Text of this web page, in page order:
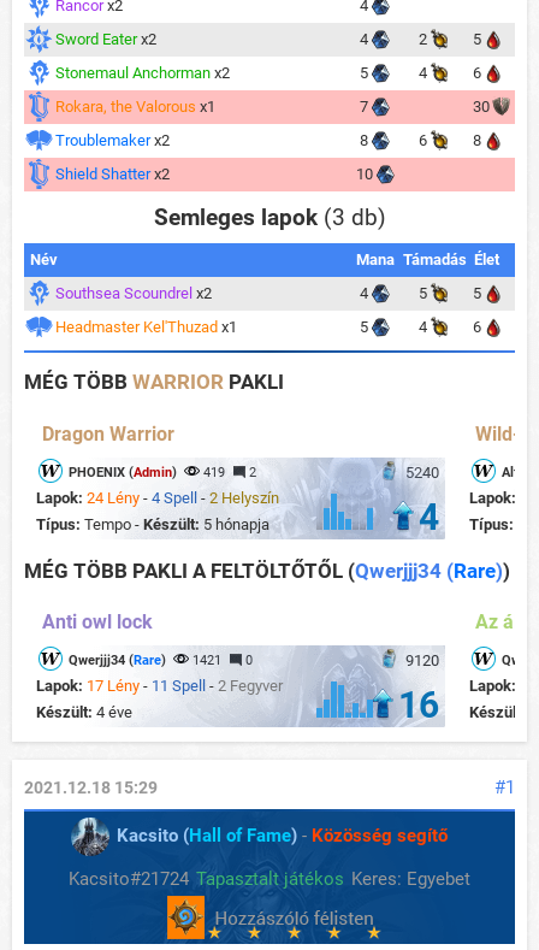
Rancor x2
4
Sword Eater x2 4 2
5
Stonemaul Anchorman x2 5 4
6
Rokara, the Valorous x1 7
30
Troublemaker x2 8 6
8
Shield Shatter x2 10
Semleges lapok (3 db)
Név Mana Támadás Élet
Southsea Scoundrel x2 4 5
5
Headmaster Kel'Thuzad x1 5 4 6
MÉG TÖBB WARRIOR PAKLI
Dragon Warrior
5240
PHOENIX (Admin) 419 2
Lapok: 24 Lény - 4 Spell - 2 Helyszín
Típus: Tempo - Készült: 5 hónapja 4
Wild-
Lapok:
Típus:
MÉG TÖBB PAKLI A FELTÖLTŐTŐL (Qwerjjj34 (Rare))
Anti owl lock
9120
Qwerjjj34 (Rare) 1421 0
Lapok: 17 Lény - 11 Spell - 2 Fegyver
Készült: 4 éve 16
Az
Lapok:
Készült:
#1
2021.12.18 15:29
Kacsito (Hall of Fame) - Közösség segítő
Kacsito#21724 Tapasztalt játékos Keres: Egyebet